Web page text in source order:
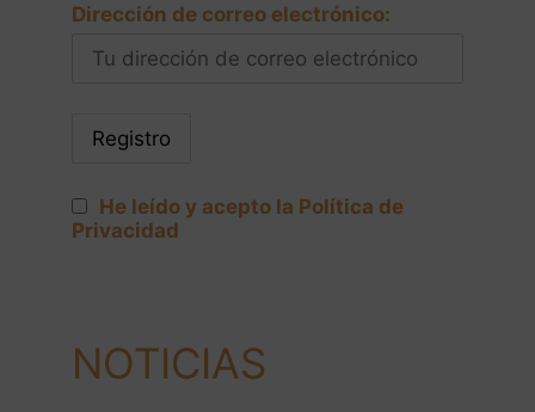
Dirección de correo electrónico:
He leído y acepto la Política de
Privacidad
NOTICIAS